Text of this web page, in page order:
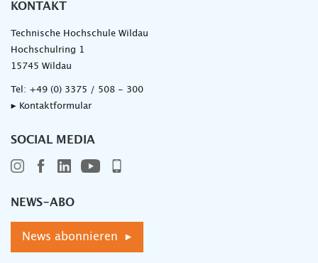
KONTAKT
Technische Hochschule Wildau
Hochschulring 1
15745 Wildau
Tel: +49 (0) 3375 / 508 - 300
▸ Kontaktformular
SOCIAL MEDIA
NEWS-ABO
News abonnieren ▸